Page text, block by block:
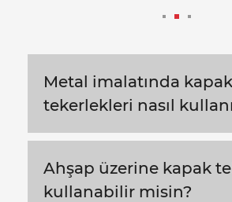
Metal imalatında kapak
tekerlekleri nasıl
Ahşap üzerine kapak
kullanabilir misin?